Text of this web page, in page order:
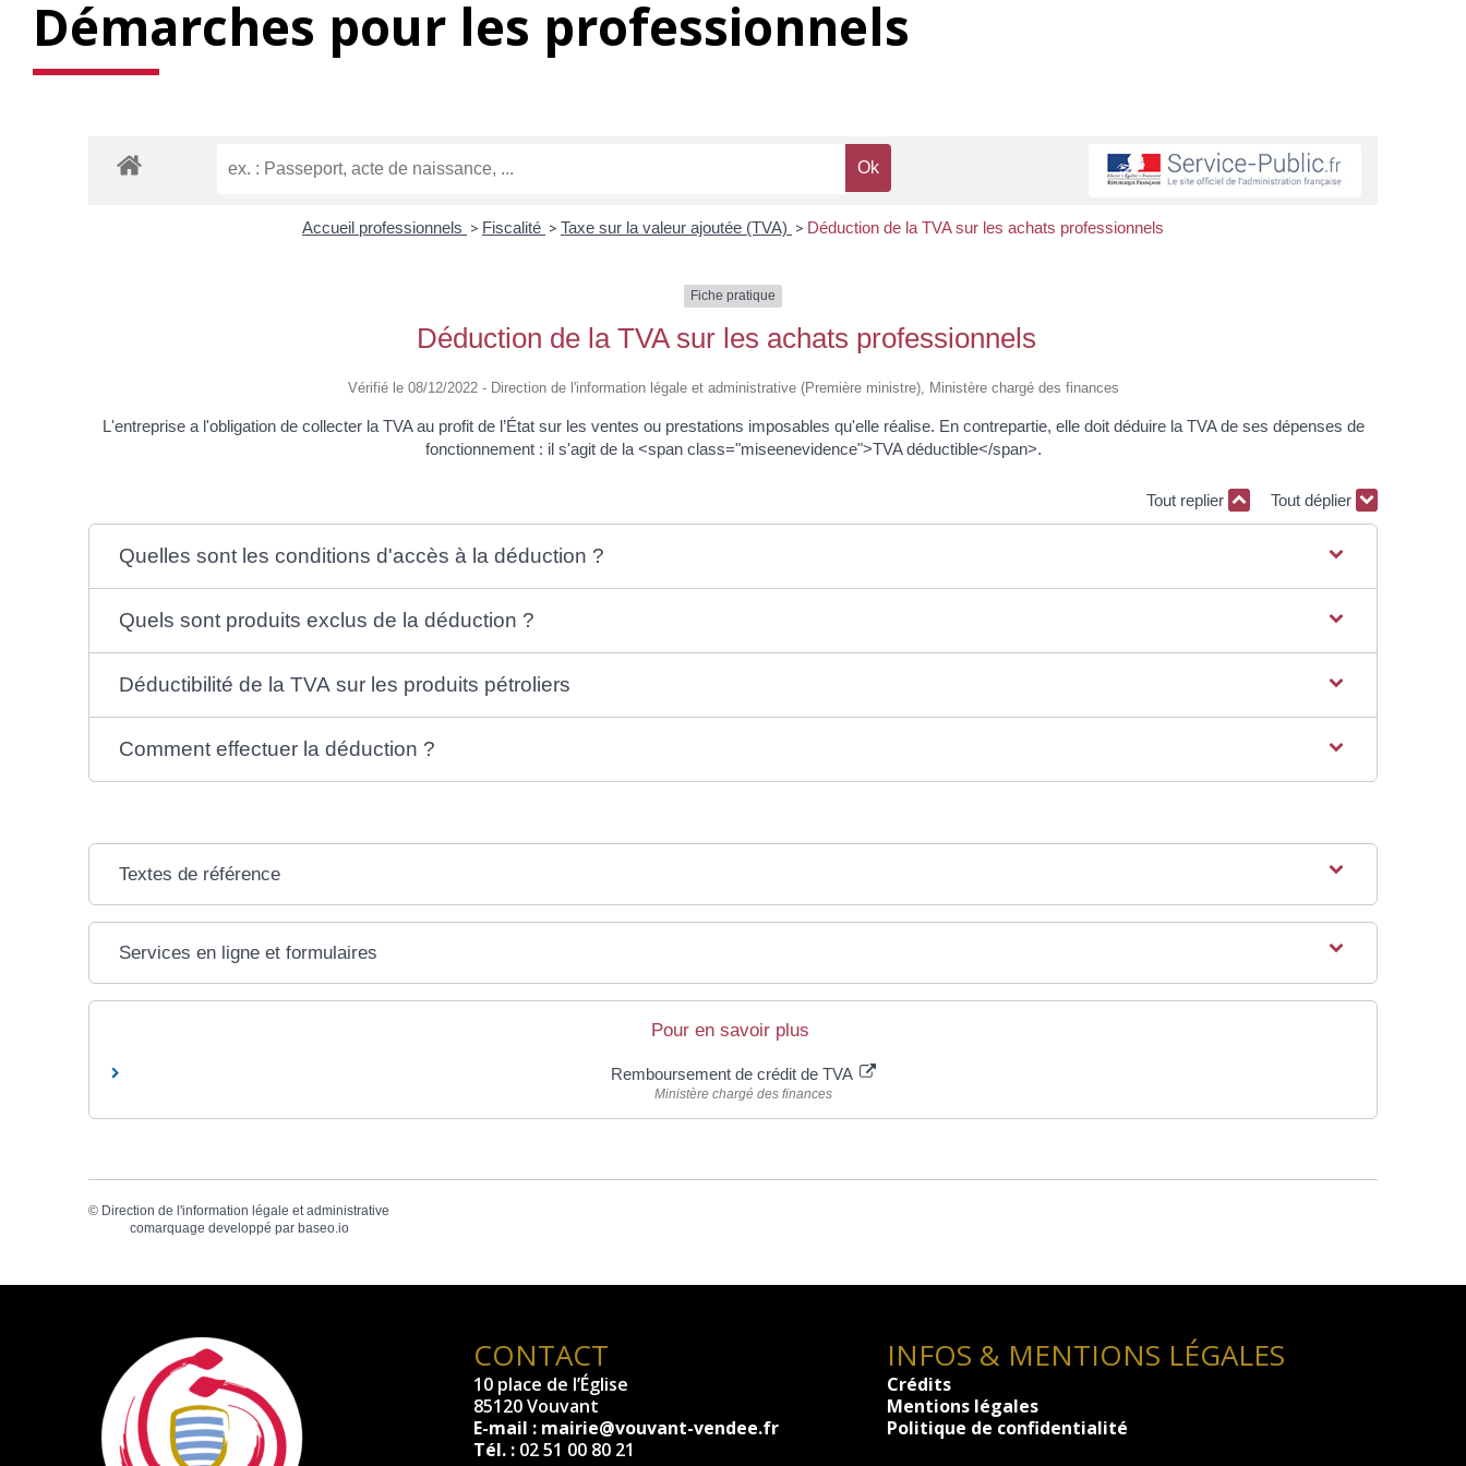
Démarches pour les professionnels
Accueil professionnels > Fiscalité > Taxe sur la valeur ajoutée (TVA) > Déduction de la TVA sur les achats professionnels
Fiche pratique
Déduction de la TVA sur les achats professionnels
Vérifié le 08/12/2022 - Direction de l'information légale et administrative (Première ministre), Ministère chargé des finances
L'entreprise a l'obligation de collecter la TVA au profit de l’État sur les ventes ou prestations imposables qu'elle réalise. En contrepartie, elle doit déduire la TVA de ses dépenses de
fonctionnement : il s'agit de la <span class="miseenevidence">TVA déductible</span>.
Tout replier Tout déplier
Quelles sont les conditions d'accès à la déduction ?
Quels sont produits exclus de la déduction ?
Déductibilité de la TVA sur les produits pétroliers
Comment effectuer la déduction ?
Textes de référence
Services en ligne et formulaires
Pour en savoir plus
Remboursement de crédit de TVA
Ministère chargé des finances
© Direction de l'information légale et administrative
comarquage developpé par baseo.io
CONTACT
10 place de l’Église
85120 Vouvant
E-mail : mairie@vouvant-vendee.fr
Tél. :02 51 00 80 21
INFOS & MENTIONS LÉGALES
Crédits
Mentions légales
Politique de confidentialité